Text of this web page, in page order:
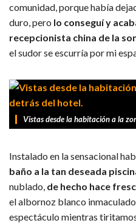
comunidad, porque había
duro, pero lo conseguí y
recepcionista china de la
el sudor se escurría por mi
Vistas desde la habitación a la
Instalado en la sensacional
baño a la tan deseada
nublado, de hecho hace
el albornoz blanco
espectáculo mientras